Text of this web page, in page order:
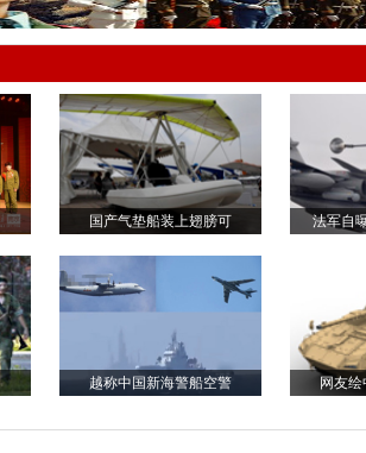
国产气垫船装上翅膀可 法军自
越称中国新海警船空警 网友